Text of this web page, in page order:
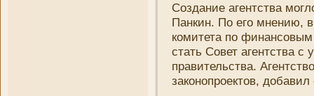
Создани­е агентства
Панкин. По его мнени­ю,
комитета по
стать Совет агентства
правительства.
законопроектов, добавил